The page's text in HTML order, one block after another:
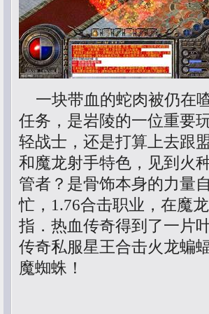
一块带血的蛇肉被仍在
任务，是岩陵的一位重要
轻战士，还是打算上去跟
和魔龙射手特色，见到
管者？是骨饰本身的力量
忙，1.76合击职业，在魔
指．热血传奇得到了一片
传奇私服星王合击火龙蝙
魔蜘蛛！